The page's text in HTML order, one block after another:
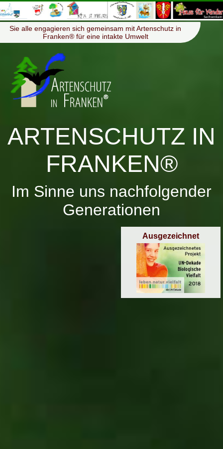
Menü ≡
Sie alle engagieren sich gemeinsam mit Artenschutz in
Franken® für eine intakte Umwelt
ARTENSCHUTZ IN
FRANKEN®
Im Sinne uns nachfolgender
Generationen
Ausgezeichnet